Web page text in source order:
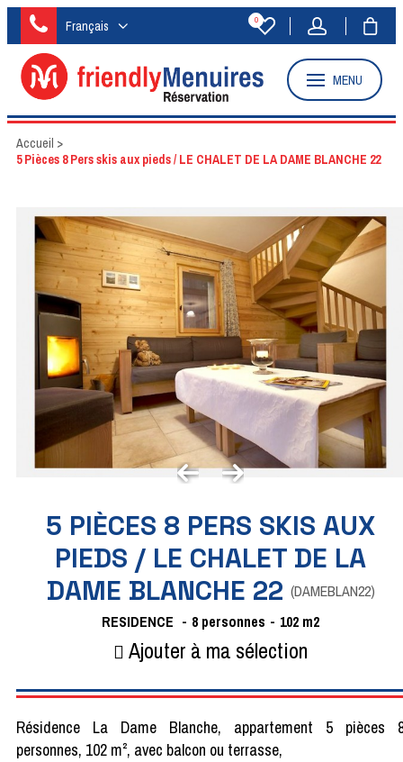
Français 0
MENU
Accueil >
5 Pièces 8 Pers skis aux pieds / LE CHALET DE LA DAME BLANCHE 22
5 PIÈCES 8 PERS SKIS AUX
PIEDS / LE CHALET DE LA
DAME BLANCHE 22 (DAMEBLAN22)
RESIDENCE
8 personnes 102 m2
Ajouter à ma sélection
Résidence La Dame Blanche, appartement 5 pièces
personnes, 102 m², avec balcon ou terrasse,